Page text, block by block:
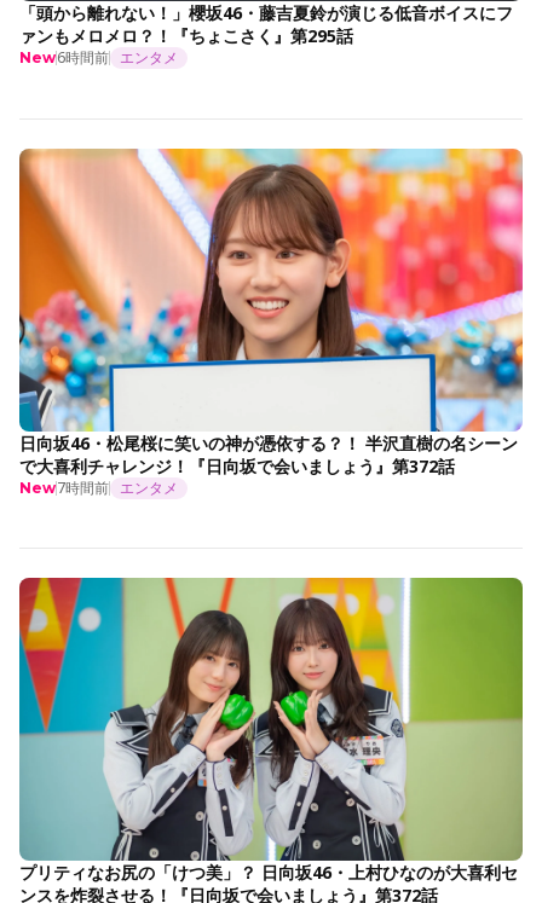
「頭から離れない！」櫻坂46・藤吉夏鈴が演じる低音ボイスにフ
ァンもメロメロ？！『ちょこさく』第295話
New6時間前 エンタメ
日向坂46・松尾桜に笑いの神が憑依する？！ 半沢直樹の名シーン
で大喜利チャレンジ！『日向坂で会いましょう』第372話
New7時間前 エンタメ
プリティなお尻の「けつ美」？ 日向坂46・上村ひなのが大喜利セ
ンスを炸裂させる！『日向坂で会いましょう』第372話